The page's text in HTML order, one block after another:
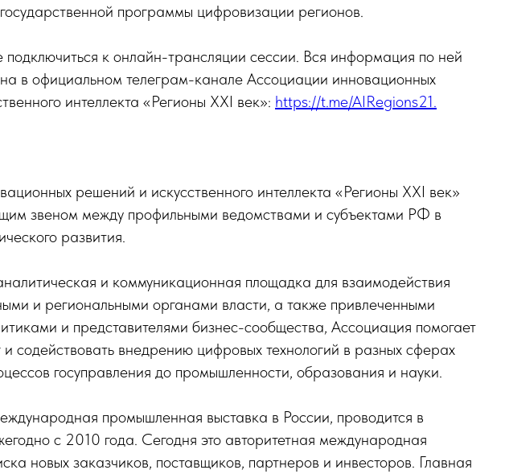
программы цифровизации регионов.
к онлайн-трансляции сессии. Вся информация по ней
в официальном телеграм-канале Ассоциации инновационных
интеллекта «Регионы XXI век»: https://t.me/AIRegions21.
решений и искусственного интеллекта «Регионы XXI век»
звеном между профильными ведомствами и субъектами РФ в
развития.
и коммуникационная площадка для взаимодействия
и региональными органами власти, а также привлеченными
и представителями бизнес-сообщества, Ассоциация помогает
и содействовать внедрению цифровых технологий в разных сферах
госуправления до промышленности, образования и науки.
промышленная выставка в России, проводится в
с 2010 года. Сегодня это авторитетная международная
новых заказчиков, поставщиков, партнеров и инвесторов. Главная